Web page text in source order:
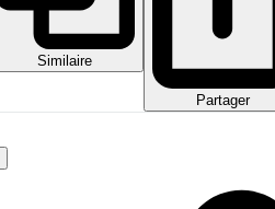
Similaire
Partager